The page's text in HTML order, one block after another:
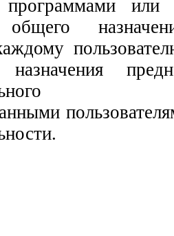
или
назначения